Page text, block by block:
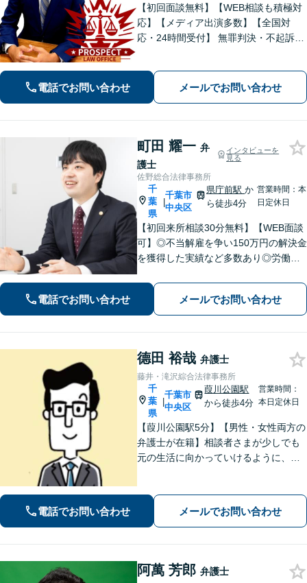
【初回面談無料】【WEB相談も積極対
応】【メディア出演多数】【全国対
応・24時間受付】 無罪判決・不起訴多
結果へ。粘り強く、鋭く、そして迅速
に。明朗な料金体系で安心サポート。
電話でお問い合わせ メールでお問い合わせ
町田 耀一 弁
護士
インタビューを
見る
佐野総合法律事務所
千
葉
県
|
千葉市
中央区
県庁前駅か
ら徒歩4分
営業時間：本
日定休日
【初回来所相談30分無料】【WEB面談
可】◎不当解雇を争い150万円の解決金
を獲得した実績など多数あり◎労働、
件1件、真摯に向き合うことを大切に、
丁寧なリーガルサービスを提供。ぜひ
ご相談ください。【県庁前駅4分】
電話でお問い合わせ メールでお問い合わせ
德田 裕哉 弁護士
藤井・滝沢綜合法律事務所
千
葉
県
|
千葉市
中央区
葭川公園駅
から徒歩4分
営業時間：
本日定休日
【葭川公園駅5分】【男性・女性両方の
弁護士が在籍】相談者さまが少しでも
元の生活に向かっていけるように、最
で休日・夜間面談可】【完全個室】
電話でお問い合わせ メールでお問い合わせ
阿萬 芳郎 弁護士